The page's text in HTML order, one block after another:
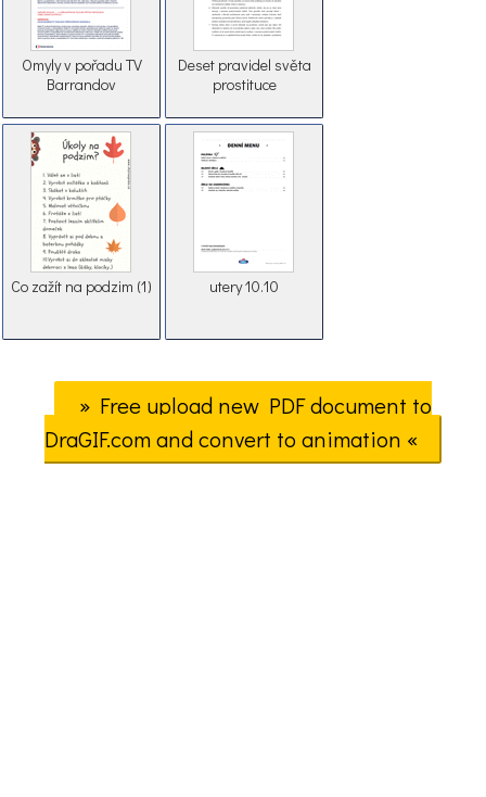
Omyly v pořadu TV
Barrandov
Deset pravidel světa
prostituce
Co zažít na podzim (1) utery 10.10
» Free upload new PDF document to
DraGIF.com and convert to animation «